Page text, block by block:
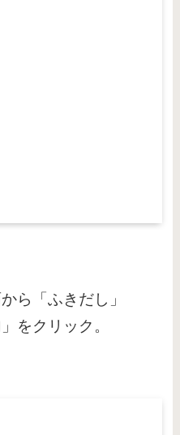
ら「ふきだし」
をクリック。